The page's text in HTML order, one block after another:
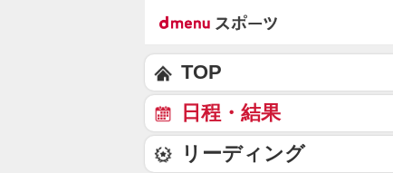
TOP
日程・結果
リーディング